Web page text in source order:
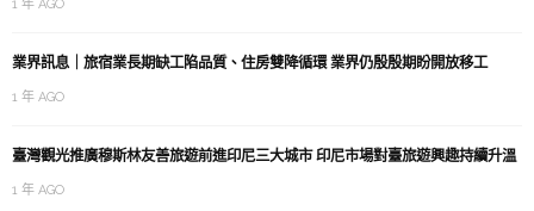
1 年 AGO
業界訊息｜旅宿業長期缺工陷品質、住房雙降循環 業界仍殷殷期盼開放移工
1 年 AGO
臺灣觀光推廣穆斯林友善旅遊前進印尼三大城市 印尼市場對臺旅遊興趣持續升溫
1 年 AGO